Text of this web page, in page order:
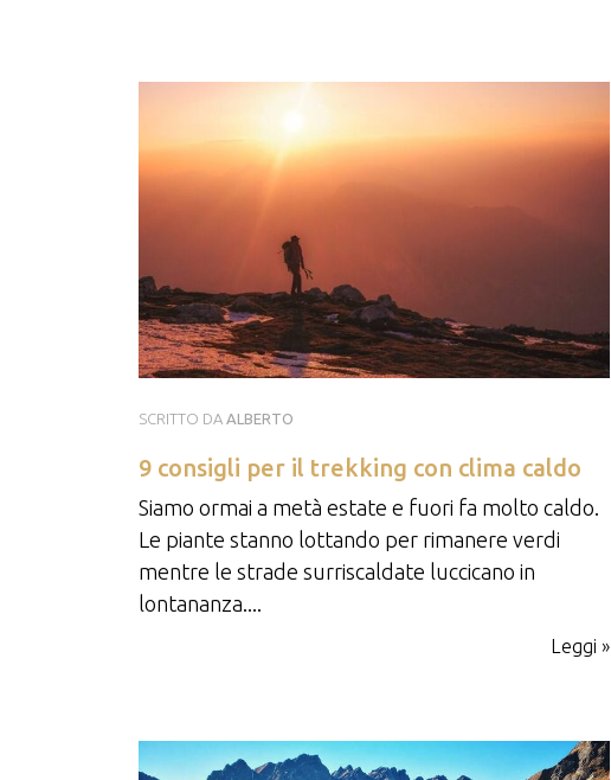
SCRITTO DA ALBERTO
9 consigli per il trekking con clima caldo
Siamo ormai a metà estate e fuori fa molto caldo.
Le piante stanno lottando per rimanere verdi
mentre le strade surriscaldate luccicano in
lontananza....
Leggi »